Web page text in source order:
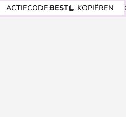
ACTIECODE:BEST KOPIËREN